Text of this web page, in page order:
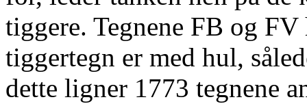
tiggere. Tegnene FB og
tiggertegn er med hul,
dette ligner 1773 tegnene